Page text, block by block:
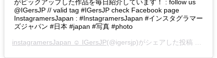
がピックアップした作品を毎日紹介しています！ : follow us
@IGersJP // valid tag #IGersJP check Facebook page
InstagramersJapan : #InstagramersJapan #インスタグラマー
ズジャパン #日本 #japan #写真 #photo
instagramersJapan ☺︎ IGersJP(@igersjp)がシェアした投稿 –